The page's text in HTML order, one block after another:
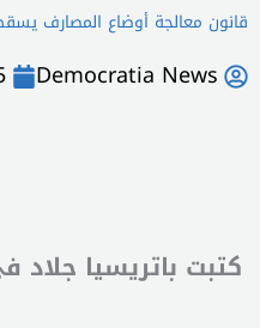
قانون معالجة أوضاع المصارف
Democratia News
كتبت باتريسيا جلاد